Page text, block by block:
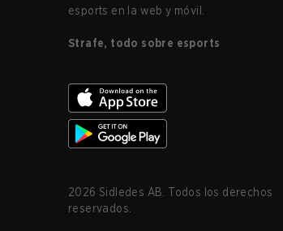
esports en la web y móvil.
Strafe, todo sobre esports
2026 Sidledes AB. Todos los derechos
reservados.